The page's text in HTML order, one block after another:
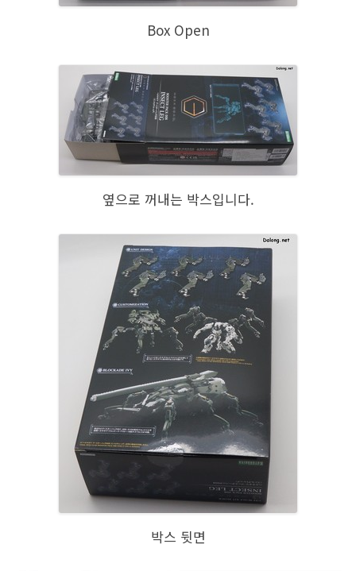
Box Open
옆으로 꺼내는 박스입니다.
박스 뒷면